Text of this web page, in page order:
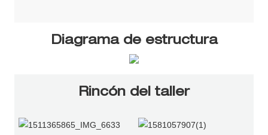
Diagrama de estructura
Rincón del taller